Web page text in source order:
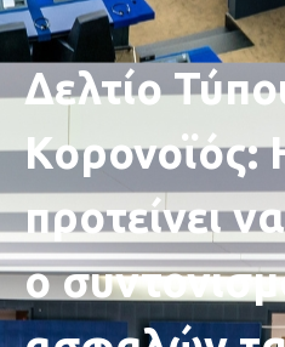
Δελτίο
Κορονοϊός:
προτείνει
ο